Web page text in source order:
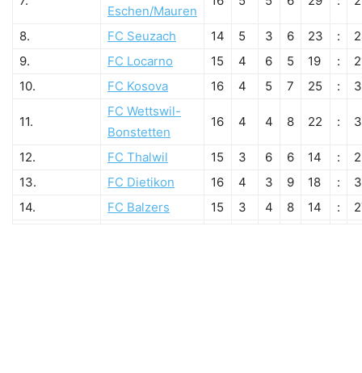
Eschen/Mauren
8. FC Seuzach 14 5 3 6 23 :
9.
FC Locarno 15 4 6 5 19 :
10.
FC Kosova 16 4 5 7 25 :
11.
FC Wettswil-
Bonstetten
16 4 4 8 22 :
12. FC Thalwil 15 3 6 6 14 :
13.
FC Dietikon 16 4 3 9 18 :
14.
FC Balzers 15 3 4 8 14 :